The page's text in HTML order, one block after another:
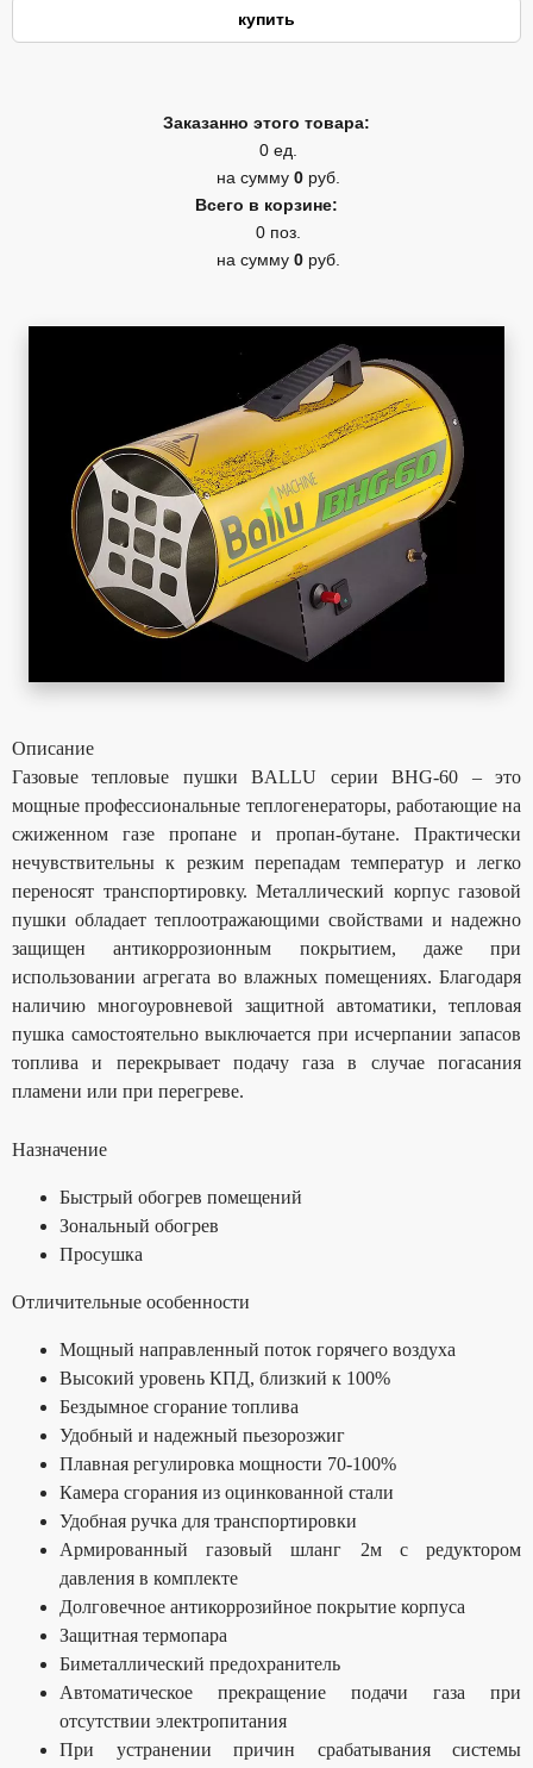
Заказанно этого товара:
0 ед.
на сумму 0 руб.
Всего в корзине:
0 поз.
на сумму 0 руб.
Описание
Газовые тепловые пушки BALLU серии BHG-60 – это
мощные профессиональные теплогенераторы, работающие на
сжиженном газе пропане и пропан-бутане. Практически
нечувствительны к резким перепадам температур и легко
переносят транспортировку. Металлический корпус газовой
пушки обладает теплоотражающими свойствами и надежно
защищен антикоррозионным покрытием, даже при
использовании агрегата во влажных помещениях. Благодаря
наличию многоуровневой защитной автоматики, тепловая
пушка самостоятельно выключается при исчерпании запасов
топлива и перекрывает подачу газа в случае погасания
пламени или при перегреве.
Назначение
Быстрый обогрев помещений
Зональный обогрев
Просушка
Отличительные особенности
Мощный направленный поток горячего воздуха
Высокий уровень КПД, близкий к 100%
Бездымное сгорание топлива
Удобный и надежный пьезорозжиг
Плавная регулировка мощности 70-100%
Камера сгорания из оцинкованной стали
Удобная ручка для транспортировки
Армированный газовый шланг 2м с редуктором
давления в комплекте
Долговечное антикоррозийное покрытие корпуса
Защитная термопара
Биметаллический предохранитель
Автоматическое прекращение подачи газа при
отсутствии электропитания
При устранении причин срабатывания системы